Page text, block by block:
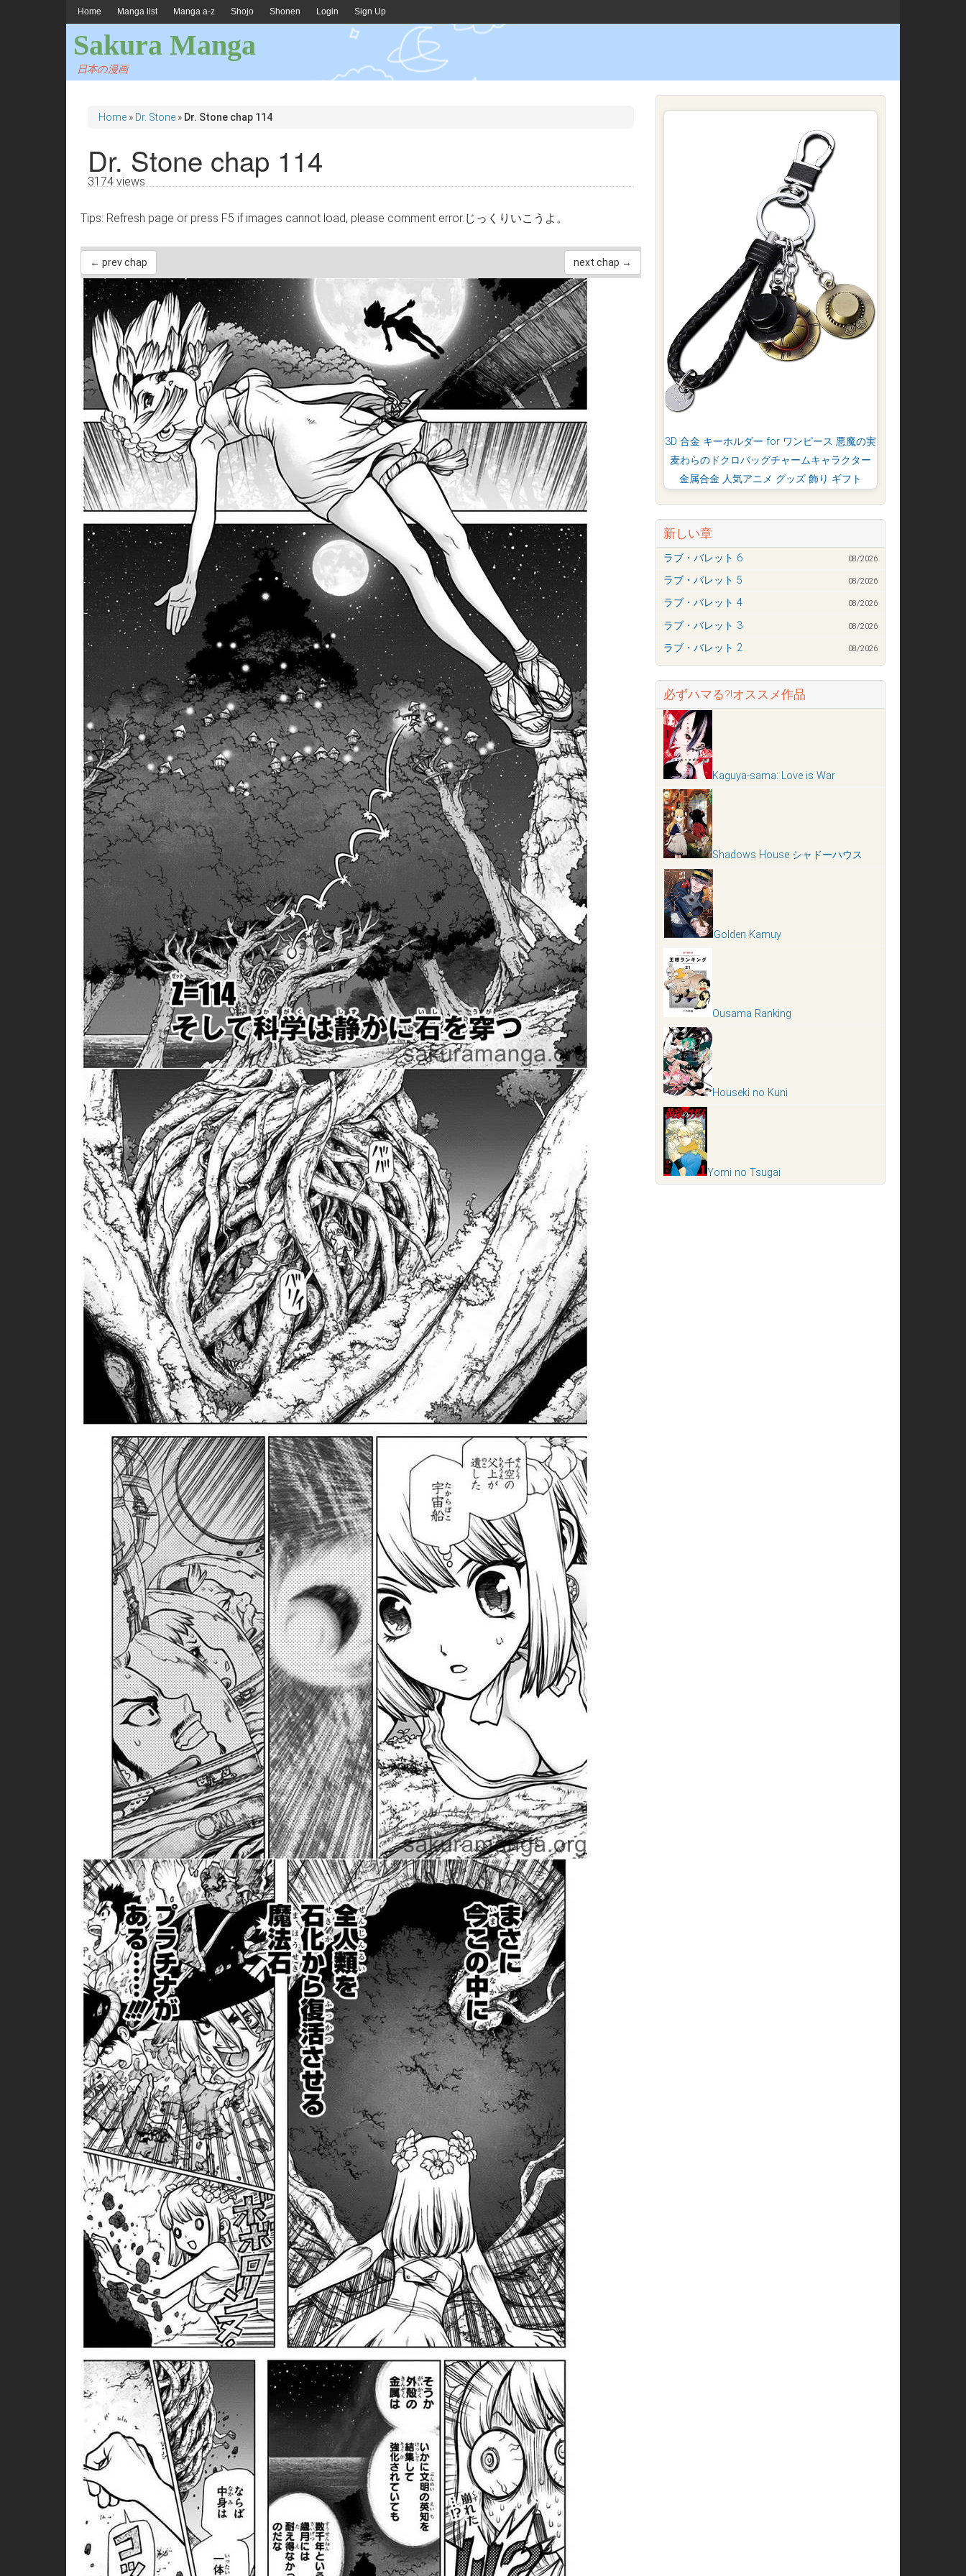
Home Manga list Manga a-z Shojo Shonen Login Sign Up
Sakura Manga
日本の漫画
Home » Dr. Stone » Dr. Stone chap 114
Dr. Stone chap 114
3174 views
Tips: Refresh page or press F5 if images cannot load, please comment error.じっくりいこうよ。
← prev chap next chap →
3D 合金 キーホルダー for ワンピース 悪魔の実
麦わらのドクロバッグチャームキャラクター
金属合金 人気アニメ グッズ 飾り ギフト
新しい章
ラブ・バレット 6 08/2026
ラブ・バレット 5 08/2026
ラブ・バレット 4 08/2026
ラブ・バレット 3 08/2026
ラブ・バレット 2 08/2026
必ずハマる?!オススメ作品
Kaguya-sama: Love is War
Shadows House シャドーハウス
Golden Kamuy
Ousama Ranking
Houseki no Kuni
Yomi no Tsugai